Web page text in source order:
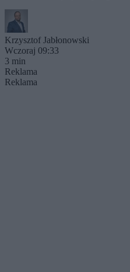
Krzysztof Jabłonowski
Wczoraj 09:33
3 min
Reklama
Reklama